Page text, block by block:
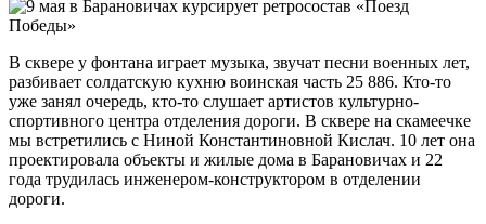
В сквере у фонтана играет музыка, звучат песни военных лет,
разбивает солдатскую кухню воинская часть 25 886. Кто-то
уже занял очередь, кто-то слушает артистов культурно-
спортивного центра отделения дороги. В сквере на скамеечке
мы встретились с Ниной Константиновной Кислач. 10 лет она
проектировала объекты и жилые дома в Барановичах и 22
года трудилась инженером-конструктором в отделении
дороги.